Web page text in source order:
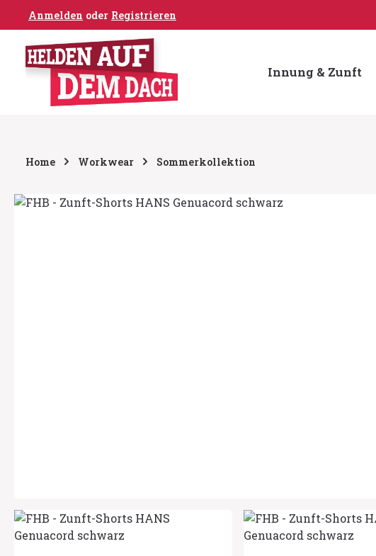
Hauptinhalt springen
Zur Hauptnavigation springen
Anmelden oder Registrieren
Innung & Zunft
Home Workwear Sommerkollektion
Bildergalerie überspringen